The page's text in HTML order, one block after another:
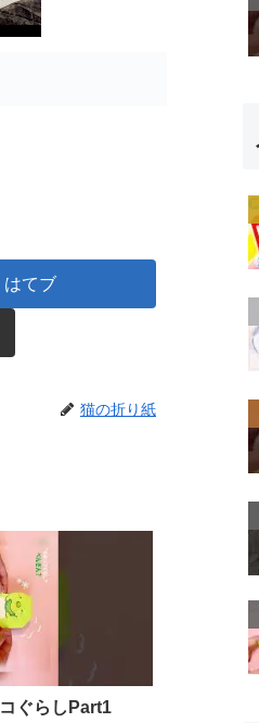
はてブ
猫の折り紙
ぐらしPart1